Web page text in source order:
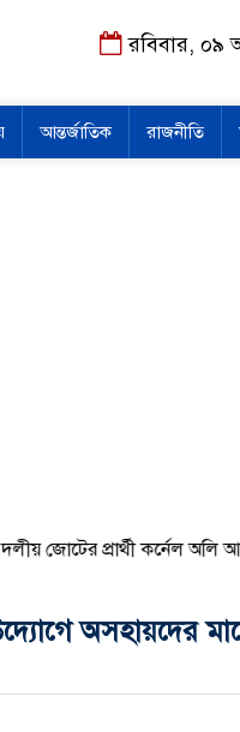
রবিবার, ০৯
আন্তর্জাতিক রাজনীতি
জোটের প্রার্থী কর্নেল অলি আহমদ
অসহায়দের